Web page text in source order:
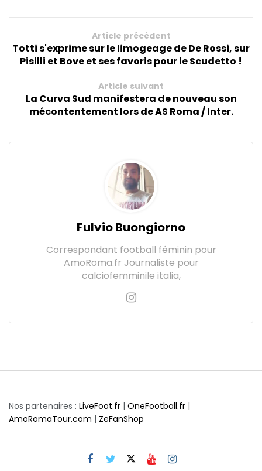
Article précédent
Totti s'exprime sur le limogeage de De Rossi, sur
Pisilli et Bove et ses favoris pour le Scudetto !
Article suivant
La Curva Sud manifestera de nouveau son
mécontentement lors de AS Roma / Inter.
Fulvio Buongiorno
Correspondant football féminin pour
AmoRoma.fr Journaliste pour
calciofemminile italia,
Nos partenaires : LiveFoot.fr | OneFootball.fr |
AmoRomaTour.com | ZeFanShop